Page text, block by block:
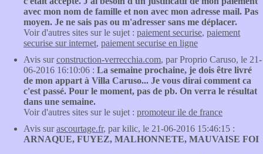
avec mon nom de famille et non avec mon adresse mail. Pas
moyen. Je ne sais pas ou m'adresser sans me déplacer.
Voir d'autres sites sur le sujet : paiement securise, paiement
securise sur internet, paiement securise en ligne
Avis surconstruction-verrecchia.com, par Proprio Caruso, le 21-
06-2016 16:10:06 : La semaine prochaine, je dois être livré
de mon appart à Villa Caruso... Je vous dirai comment ca
c'est passé. Pour le moment, pas de pb. On verra le résultat
dans une semaine.
Voir d'autres sites sur le sujet : promoteur ile de france
Avis surascourtage.fr, par kilic, le 21-06-2016 15:46:15 :
ARNAQUE, FUYEZ, MALHONNETE, MAUVAISE FOI